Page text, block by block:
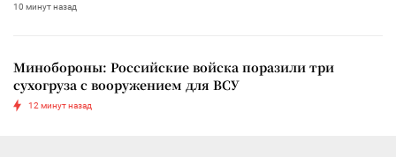
10 минут назад
Минобороны: Российские войска поразили три
сухогруза с вооружением для ВСУ
12 минут назад